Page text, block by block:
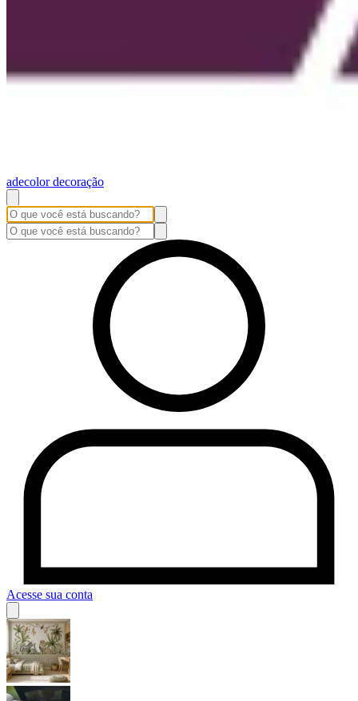
adecolor decoração
Acesse sua conta